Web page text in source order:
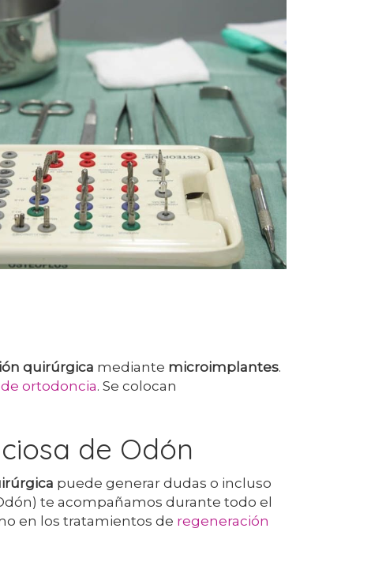
quirúrgica mediante microimplantes.
ortodoncia. Se colocan
de Odón
puede generar dudas o incluso
te acompañamos durante todo el
en los tratamientos de regeneración